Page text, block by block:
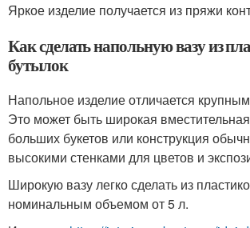
Яркое изделие получается из пряжи
Как сделать напольную вазу из
бутылок
Напольное изделие отличается
Это может быть широкая
больших букетов или конструкция
высокими стенками для цветов и
Широкую вазу легко сделать из
номинальным объемом от 5 л.